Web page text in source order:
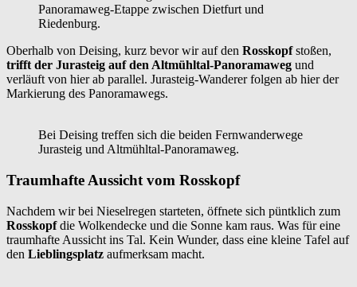
Panoramaweg-Etappe zwischen Dietfurt und
Riedenburg.
Oberhalb von Deising, kurz bevor wir auf den Rosskopfstoßen,
trifft der Jurasteig auf den Altmühltal-Panoramaweg und
verläuft von hier ab parallel. Jurasteig-Wanderer folgen ab hier der
Markierung des Panoramawegs.
Bei Deising treffen sich die beiden Fernwanderwege
Jurasteig und Altmühltal-Panoramaweg.
Traumhafte Aussicht vom Rosskopf
Nachdem wir bei Nieselregen starteten, öffnete sich püntklich zum
Rosskopfdie Wolkendecke und die Sonne kam raus. Was für eine
traumhafte Aussicht ins Tal. Kein Wunder, dass eine kleine Tafel auf
den Lieblingsplatz aufmerksam macht.